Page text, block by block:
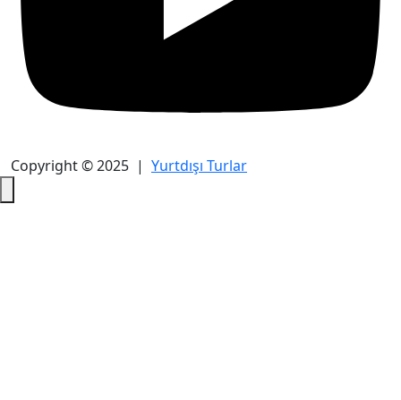
Copyright © 2025 | Yurtdışı Turlar